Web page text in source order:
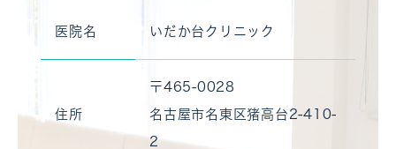
医院名 いだか台クリニック
住所
〒465-0028
名古屋市名東区猪高台2-410-
2